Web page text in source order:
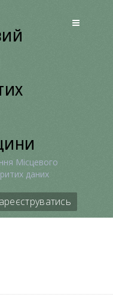
Місцевого
даних